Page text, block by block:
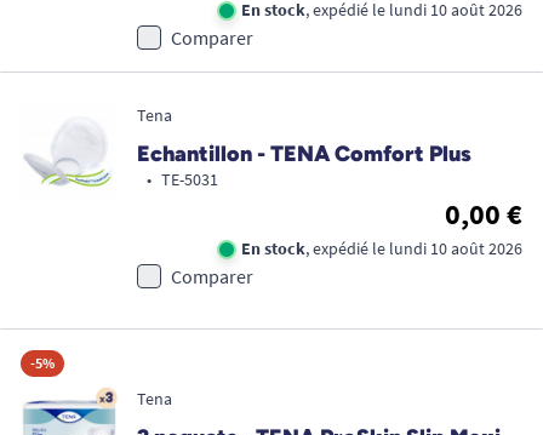
En stock, expédié le lundi 10 août 2026
Comparer
Tena
Echantillon - TENA Comfort Plus
• TE-5031
0,00 €
En stock, expédié le lundi 10 août 2026
Comparer
-5%
Tena